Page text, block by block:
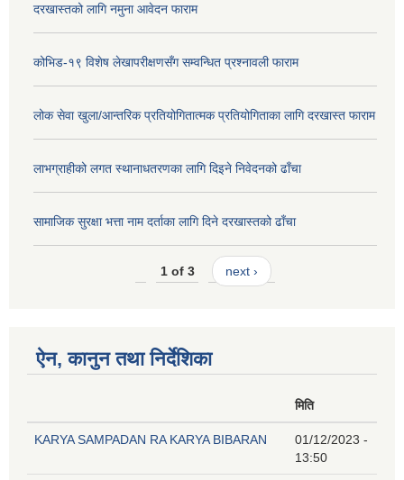
दरखास्तको लागि नमुना आवेदन फाराम
कोभिड-१९ विशेष लेखापरीक्षणसँग सम्वन्धित प्रश्नावली फाराम
लोक सेवा खुला/आन्तरिक प्रतियोगितात्मक प्रतियोगिताका लागि दरखास्त फाराम
लाभग्राहीको लगत स्थानाधतरणका लागि दिइने निवेदनको ढाँचा
सामाजिक सुरक्षा भत्ता नाम दर्ताका लागि दिने दरखास्तको ढाँचा
1 of 3 next ›
ऐन, कानुन तथा निर्देशिका
मिति
KARYA SAMPADAN RA KARYA BIBARAN
01/12/2023 -
13:50